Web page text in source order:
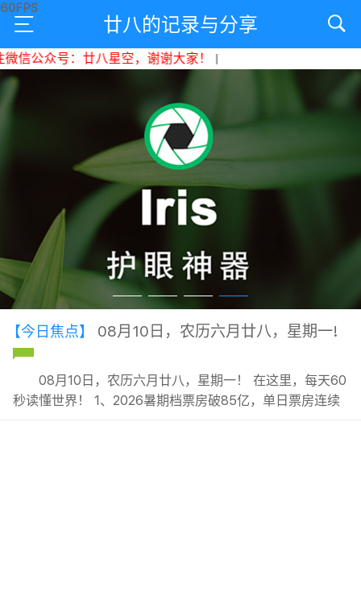
廿八的记录与分享
公众号：廿八星空，谢谢大家！|
【今日焦点】 08月10日，农历六月廿八，星期一!
08月10日，农历六月廿八，星期一！ 在这里，每天60
秒读懂世界！ 1、2026暑期档票房破85亿，单日票房连续‌